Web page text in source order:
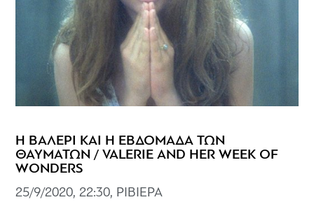
Η ΒΑΛΕΡΙ KAI H ΕΒΔΟΜΑΔΑ ΤΩΝ
ΘΑΥΜΑΤΩΝ / VALERIE AND HER WEEK OF
WONDERS
25/9/2020, 22:30, ΡΙΒΙΕΡΑ